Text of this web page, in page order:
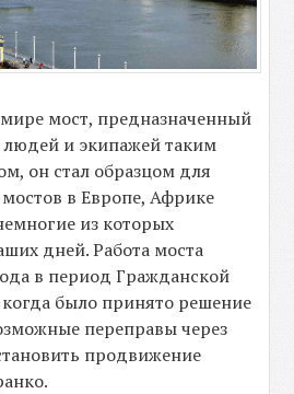
мост, предназначенный
и экипажей таким
он стал образцом для
в Европе, Африке
из которых
дней. Работа моста
в период Гражданской
было принято решение
переправы через
продвижение